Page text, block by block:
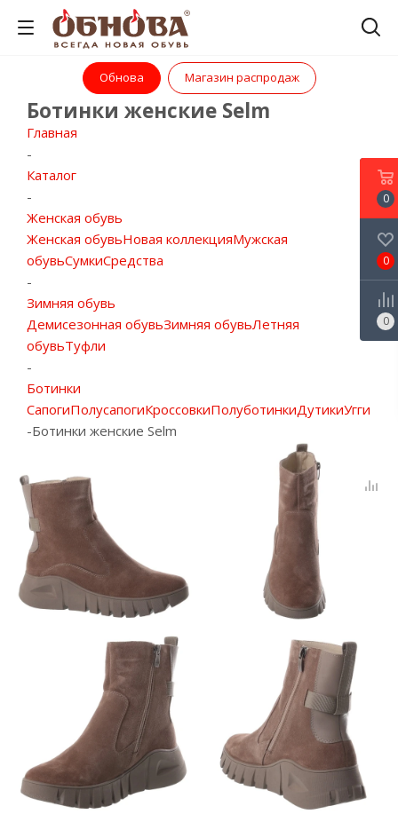
Обнова Магазин распродаж
Ботинки женские Selm
Главная
-
Каталог
-
Женская обувь
Женская обувьНовая коллекцияМужская
обувьСумкиСредства
-
Зимняя обувь
Демисезонная обувьЗимняя обувьЛетняя
обувьТуфли
-
Ботинки
СапогиПолусапогиКроссовкиПолуботинкиДутикиУгги
-Ботинки женские Selm
0
0
0